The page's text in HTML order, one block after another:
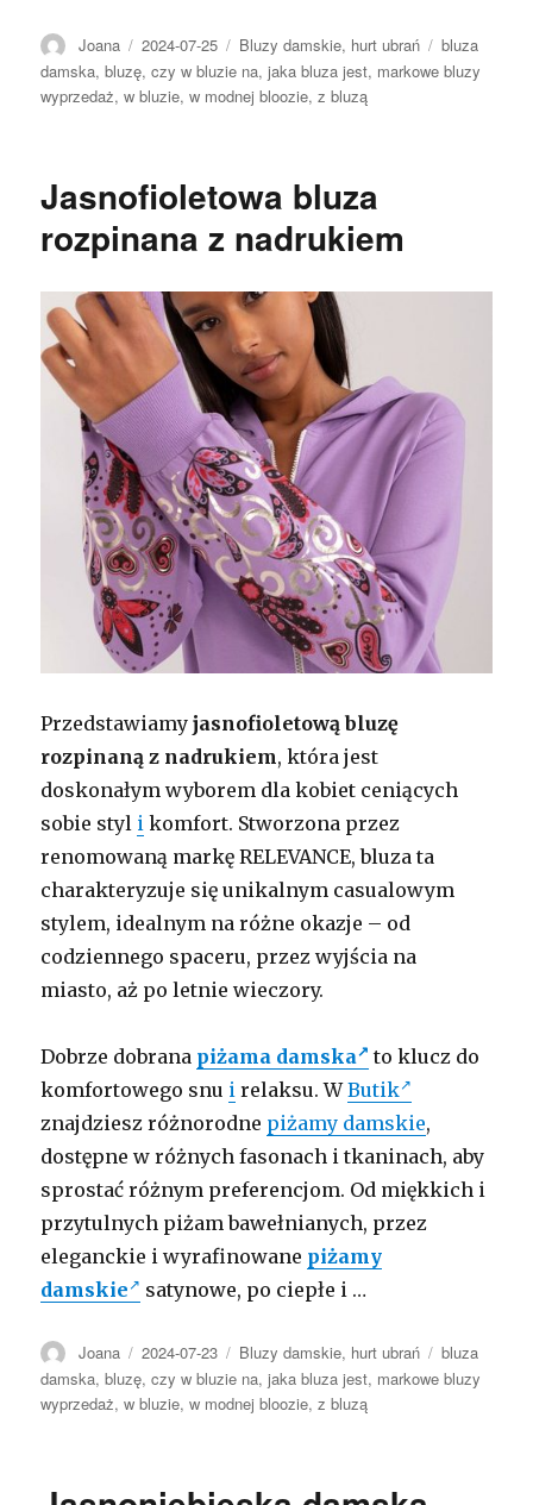
Autor
Joana Opublikowano
2024-07-25 Kategorie
Bluzy damskie, hurt ubrań Tagi
bluza
damska,bluzę,czy w bluzie na,jaka bluza jest, markowe bluzy
wyprzedaż,w bluzie,w modnej bloozie,z bluzą
Jasnofioletowa bluza
rozpinana z nadrukiem
Przedstawiamyjasnofioletową bluzę
rozpinaną z nadrukiem, która jest
doskonałym wyborem dla kobiet ceniących
sobie styl i komfort. Stworzona przez
renomowaną markę RELEVANCE, bluza ta
charakteryzuje się unikalnym casualowym
stylem, idealnym na różne okazje – od
codziennego spaceru, przez wyjścia na
miasto, aż po letnie wieczory.
Dobrze dobrana piżama damska
to klucz do
komfortowego snu i relaksu. WButik
znajdziesz różnorodne piżamy damskie,
dostępne w różnych fasonach i tkaninach, aby
sprostać różnym preferencjom. Od miękkich i
przytulnych piżam bawełnianych, przez
eleganckie i wyrafinowane piżamy
damskie
satynowe, po ciepłe i …
Autor
Joana Opublikowano
2024-07-23 Kategorie
Bluzy damskie, hurt ubrań Tagi
bluza
damska,bluzę,czy w bluzie na,jaka bluza jest, markowe bluzy
wyprzedaż,w bluzie,w modnej bloozie,z bluzą